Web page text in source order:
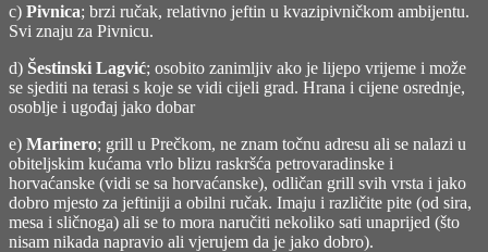
c) Pivnica; brzi ručak, relativno jeftin u kvazipivničkom ambijentu.
Svi znaju za Pivnicu.
d) Šestinski Lagvić; osobito zanimljiv ako je lijepo vrijeme i može
se sjediti na terasi s koje se vidi cijeli grad. Hrana i cijene osrednje,
osoblje i ugođaj jako dobar
e) Marinero; grill u Prečkom, ne znam točnu adresu ali se nalazi u
obiteljskim kućama vrlo blizu raskršća petrovaradinske i
horvaćanske (vidi se sa horvaćanske), odličan grill svih vrsta i jako
dobro mjesto za jeftiniji a obilni ručak. Imaju i različite pite (od sira,
mesa i sličnoga) ali se to mora naručiti nekoliko sati unaprijed (što
nisam nikada napravio ali vjerujem da je jako dobro).